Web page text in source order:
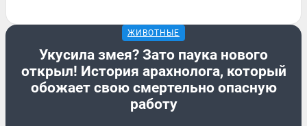
ЖИВОТНЫЕ
Укусила змея? Зато паука нового
открыл! История арахнолога, который
обожает свою смертельно опасную
работу